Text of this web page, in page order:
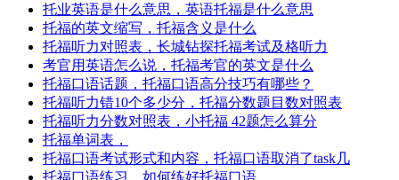
托业英语是什么意思，英语托福是什么意思
托福的英文缩写，托福含义是什么
托福听力对照表，长城钻探托福考试及格听力
考官用英语怎么说，托福考官的英文是什么
托福口语话题，托福口语高分技巧有哪些？
托福听力错10个多少分，托福分数题目数对照表
托福听力分数对照表，小托福 42题怎么算分
托福单词表，
托福口语考试形式和内容，托福口语取消了task几